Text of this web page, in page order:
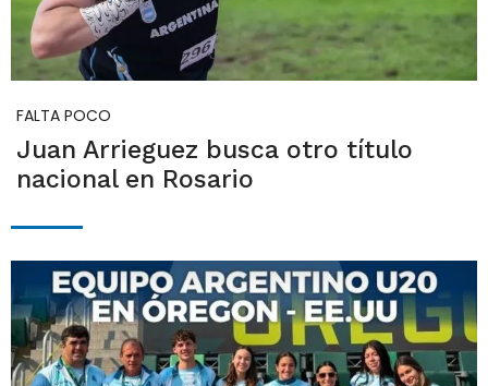
FALTA POCO
Juan Arrieguez busca otro título
nacional en Rosario